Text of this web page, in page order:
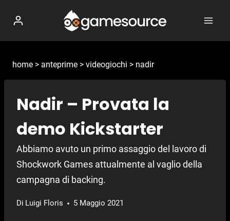
contenuto
home > anteprime > videogiochi > nadir
Nadir – Provata la
demo Kickstarter
Abbiamo avuto un primo assaggio del lavoro di
Shockwork Games attualmente al vaglio della
campagna di backing.
Di Luigi Floris 5 Maggio 2021